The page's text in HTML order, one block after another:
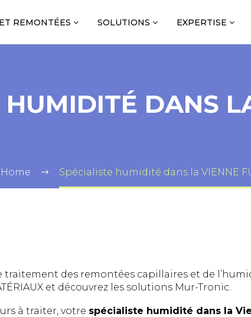
REMONTÉES SOLUTIONS EXPERTISE
DANS
Home Spécialiste humidité dans la VIENNE
traitement des remontées capillaires et de
et découvrez les solutions Mur-Tronic.
à traiter, votre spécialiste humidité dans la